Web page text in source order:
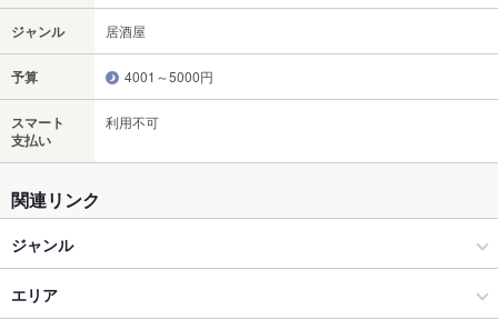
ジャンル 居酒屋
予算 4001～5000円
スマート
支払い
利用不可
関連リンク
ジャンル
居酒屋
エリア